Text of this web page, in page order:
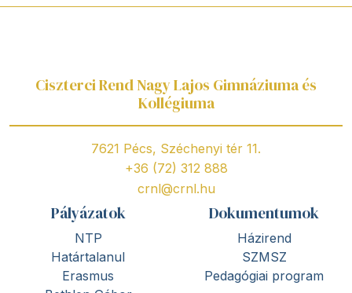
Ciszterci Rend Nagy Lajos Gimnáziuma és
Kollégiuma
7621 Pécs, Széchenyi tér 11.
+36 (72) 312 888
crnl@crnl.hu
Pályázatok
NTP
Határtalanul
Erasmus
Dokumentumok
Házirend
SZMSZ
Pedagógiai program